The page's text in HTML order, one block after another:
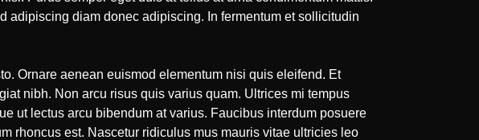
diam donec adipiscing. In fermentum et sollicitudin
Ornare aenean euismod elementum nisi quis eleifend. Et
nibh. Non arcu risus quis varius quam. Ultrices mi tempus
ut lectus arcu bibendum at varius. Faucibus interdum posuere
rhoncus est. Nascetur ridiculus mus mauris vitae ultricies leo